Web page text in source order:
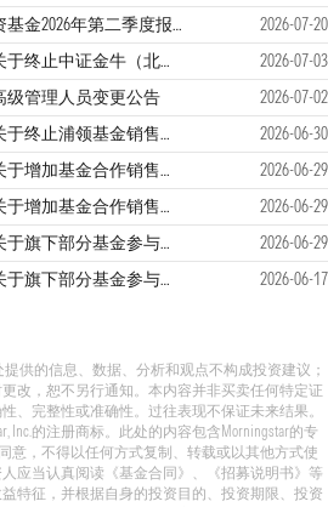
鹏扬淳明债券型证券投资基金2026年第二季度报告
2026-07-20
鹏扬基金管理有限公司关于终止中证金牛（北京）基金销售有限公司办理旗下基金相关销售业务的公告
2026-07-03
级管理人员变更公告
2026-07-02
鹏扬基金管理有限公司关于终止浦领基金销售有限公司办理旗下基金相关销售业务的公告
2026-06-30
鹏扬基金管理有限公司关于增加基金合作销售机构并参加费率优惠活动的公告
2026-06-29
鹏扬基金管理有限公司关于增加基金合作销售机构并参加费率优惠活动的公告
2026-06-29
鹏扬基金管理有限公司关于旗下部分基金参与民生证券股份有限公司费率优惠活动的公告
2026-06-29
鹏扬基金管理有限公司关于旗下部分基金参与中信百信银行股份有限公司费率优惠活动的公告 2026-06-17
提供的信息、数据、分析和观点不构成投资建议；
改，恕不另行通知。本内容并非买卖任何特定证
、完整性或准确性。过往表现不保证未来结果。
Inc.的注册商标。此处的内容包含Morningstar的专
意，不得以任何方式复制、转载或以其他方式使
应当认真阅读《基金合同》、《招募说明书》等
特征，并根据自身的投资目的、投资期限、投资